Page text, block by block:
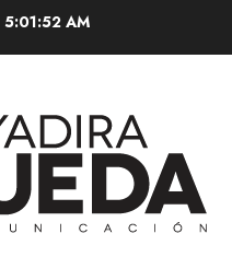
5:01:53 AM